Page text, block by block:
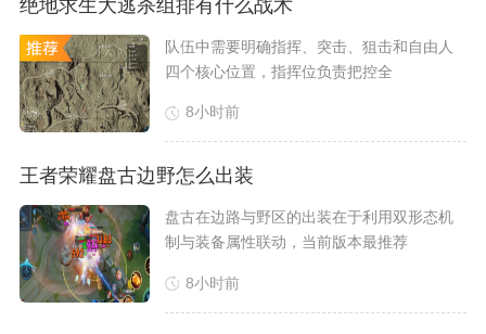
绝地求生大逃杀组排有什么战术
​队伍中需要明确指挥、突击、狙击和自由人
四个核心位置，指挥位负责把控全
8小时前
王者荣耀盘古边野怎么出装
盘古在边路与野区的出装在于利用双形态机
制与装备属性联动，当前版本最推荐
8小时前